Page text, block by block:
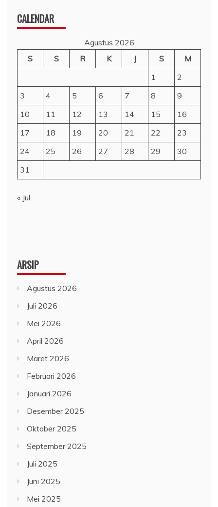
CALENDAR
Agustus 2026
S
S R K J S
M
1
2
3
4 5 6 7 8
9
10
11 12 13 14 15
16
17
18 19 20 21 22
23
24
25 26 27 28 29
30
31
« Jul
ARSIP
Agustus 2026
Juli 2026
Mei 2026
April 2026
Maret 2026
Februari 2026
Januari 2026
Desember 2025
Oktober 2025
September 2025
Juli 2025
Juni 2025
Mei 2025